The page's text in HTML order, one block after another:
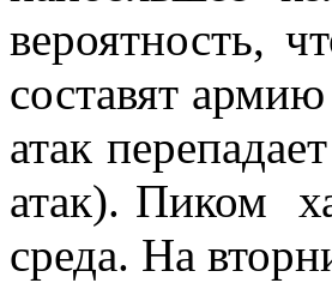
вероятность,
составят
атак
атак). Пиком
среда. На